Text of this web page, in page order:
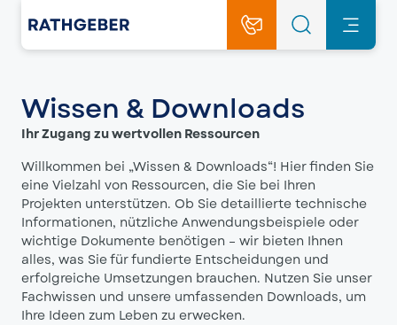
Wissen & Downloads
Ihr Zugang zu wertvollen Ressourcen
Willkommen bei „Wissen & Downloads“! Hier finden Sie
eine Vielzahl von Ressourcen, die Sie bei Ihren
Projekten unterstützen. Ob Sie detaillierte technische
Informationen, nützliche Anwendungsbeispiele oder
wichtige Dokumente benötigen – wir bieten Ihnen
alles, was Sie für fundierte Entscheidungen und
erfolgreiche Umsetzungen brauchen. Nutzen Sie unser
Fachwissen und unsere umfassenden Downloads, um
Ihre Ideen zum Leben zu erwecken.